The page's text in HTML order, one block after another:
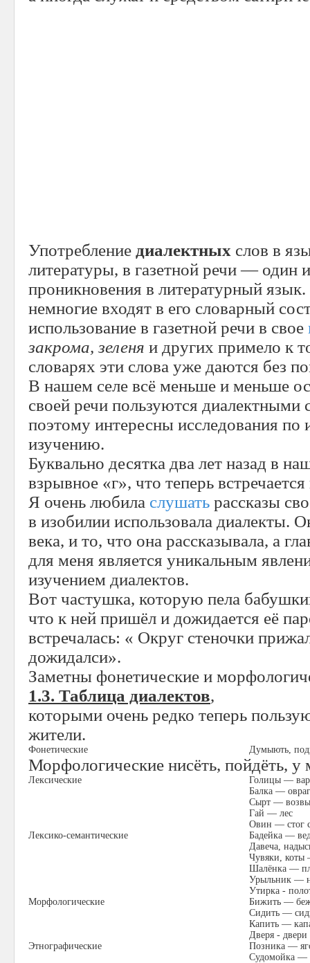
Употребление диалектных слов в
литературы, в газетной речи — один
проникновения в литературный
немногие входят в его словарный
использование в газетной речи в свое
закрома, зеленя и других примело к
словарях эти слова уже даются без
В нашем селе всё меньше и меньше
своей речи пользуются диалектными
поэтому интересны исследования по
изучению.
Буквально десятка два лет назад в
взрывное «г», что теперь
Я очень любила слушать рассказы
в изобилии использовала диалекты.
века, и то, что она рассказывала, а
для меня является уникальным
изучением диалектов.
Вот частушка, которую пела
что к ней пришёл и дожидается её
встречалась: « Округ стеночки
дожидалси».
Заметны фонетические и
1.3. Таблица диалектов,
которыми очень редко теперь
жители.
Фонетические Думыють,
Морфологические нисёть, пойдёть, у
Лексические
Голицы —
Балка — овраг
Сырт —
Гай — лес
Овин — стог
Лексико-семантические
Бадейка —
Давеча,
Чувяки, коты
Шалёнка —
Урыльник —
Утирка -
Морфологические
Бижить —
Сидить —
Капить —
Дверя - двери
Этнографические
Позника —
Судомойка —